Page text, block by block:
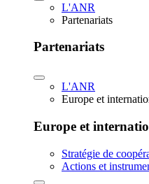
L'ANR
Partenariats
Partenariats
L'ANR
Europe et
Europe et
Stratégie de
Actions et